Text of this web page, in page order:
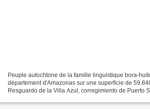
Peuple autochtone de la famille linguistique bora-
département d'Amazonas sur une superficie de
Resguardo de la Villa Azul, corregimiento de Puerto